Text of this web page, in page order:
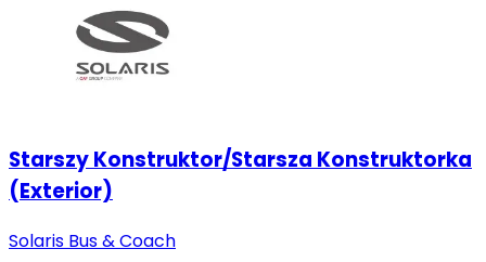
Starszy Konstruktor/Starsza Konstruktorka
(Exterior)
Solaris Bus & Coach